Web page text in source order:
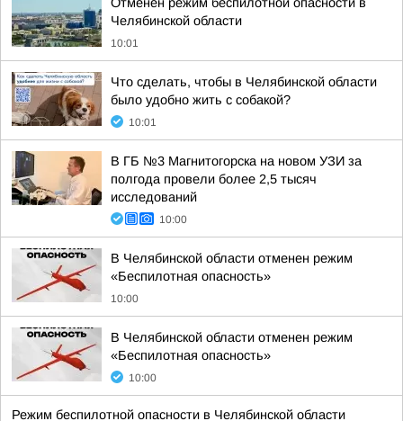
Челябинской области
10:01
Что сделать, чтобы в Челябинской области
было удобно жить с собакой?
10:01
В ГБ №3 Магнитогорска на новом УЗИ за
полгода провели более 2,5 тысяч
исследований
10:00
В Челябинской области отменен режим
«Беспилотная опасность»
10:00
В Челябинской области отменен режим
«Беспилотная опасность»
10:00
Режим беспилотной опасности в Челябинской области